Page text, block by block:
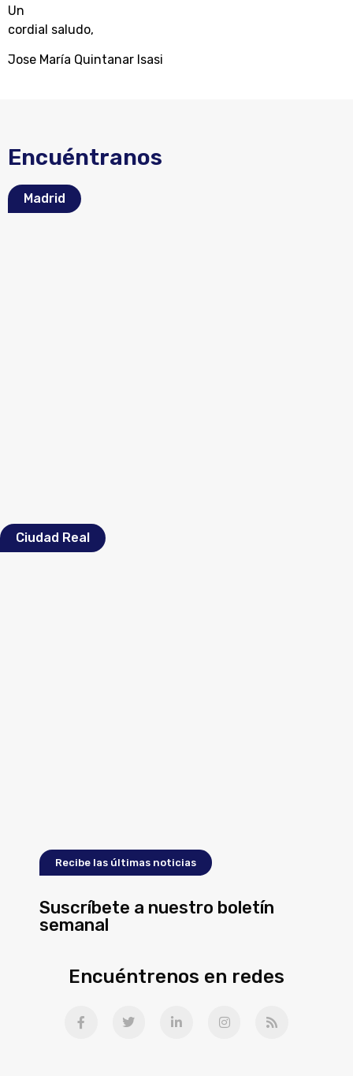
Un
cordial saludo,
Jose María Quintanar Isasi
Encuéntranos
Madrid
Ciudad Real
Recibe las últimas noticias
Suscríbete a nuestro boletín
semanal
Encuéntrenos en redes